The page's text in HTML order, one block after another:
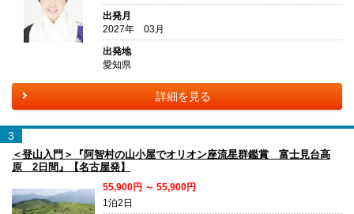
出発月
2027年 03月
出発地
愛知県
詳細を見る
3
＜登山入門＞『阿智村の山小屋でオリオン座流星群鑑賞 富士見台高
原 2日間』【名古屋発】
55,900円 ～ 55,900円
1泊2日